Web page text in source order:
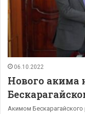
06.10.2022
Нового акима
Акимом Бескарагайского